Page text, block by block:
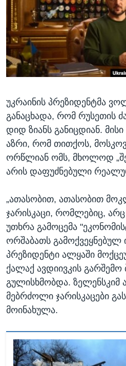
ᲡᲢᲣᲓᲘᲐ ᲕᲐᲨᲘᲜᲒᲢᲝᲜᲘ
ᲔᲙᲝᲜᲝᲛᲘᲙᲐ
ᲯᲐᲜᲛᲠᲗᲔᲚᲝᲑᲐ
ᲛᲔᲪᲜᲘᲔᲠᲔᲑᲐ
ᲘᲜᲢᲔᲠᲕᲘᲣ
ᲒᲐᲚᲘᲚᲔᲝ
ᲓᲔᲖᲘᲜᲤᲝᲠᲛᲐᲪᲘᲐ
Learning English
ᲗᲕᲐᲚᲘ ᲒᲕᲐᲓᲔᲕᲜᲔᲗ
უკრაინის პრეზიდენტმა
განაცხადა, რომ რუსეთის
დიდ ზიანს განიცდიან.
აზრი, რომ თითქოს,
ორწლიან ომს, მხოლოდ
არის დაფუძნებული
„ათასობით, ათასობით
ჯარისკაცი, რომლებიც, არც
უთხრა გამოცემა
ორშაბათს გამოქვეყნებულ
პრეზიდენტი ალყაში
ქალაქ ავდიივკის
გულისხმობდა. ზელენსკიმ
მებრძოლი ჯარისკაცები
მოინახულა.